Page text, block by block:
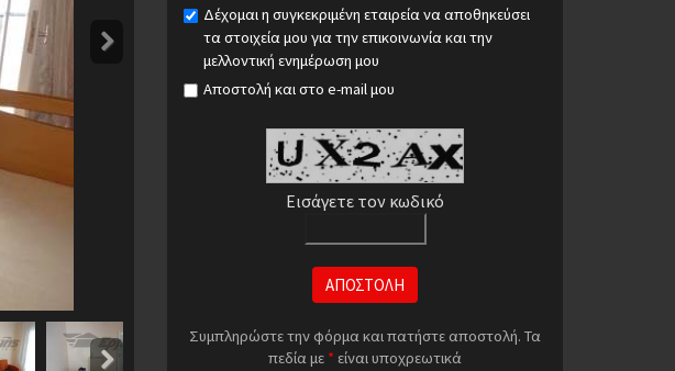
Δέχομαι η συγκεκριμένη εταιρεία να αποθηκεύσει
τα στοιχεία μου για την επικοινωνία και την
μελλοντική ενημέρωση μου
Αποστολή και στο e-mail μου
Εισάγετε τον κωδικό
ΑΠΟΣΤΟΛΗ
Συμπληρώστε την φόρμα και πατήστε αποστολή. Τα
πεδία με * είναι υποχρεωτικά